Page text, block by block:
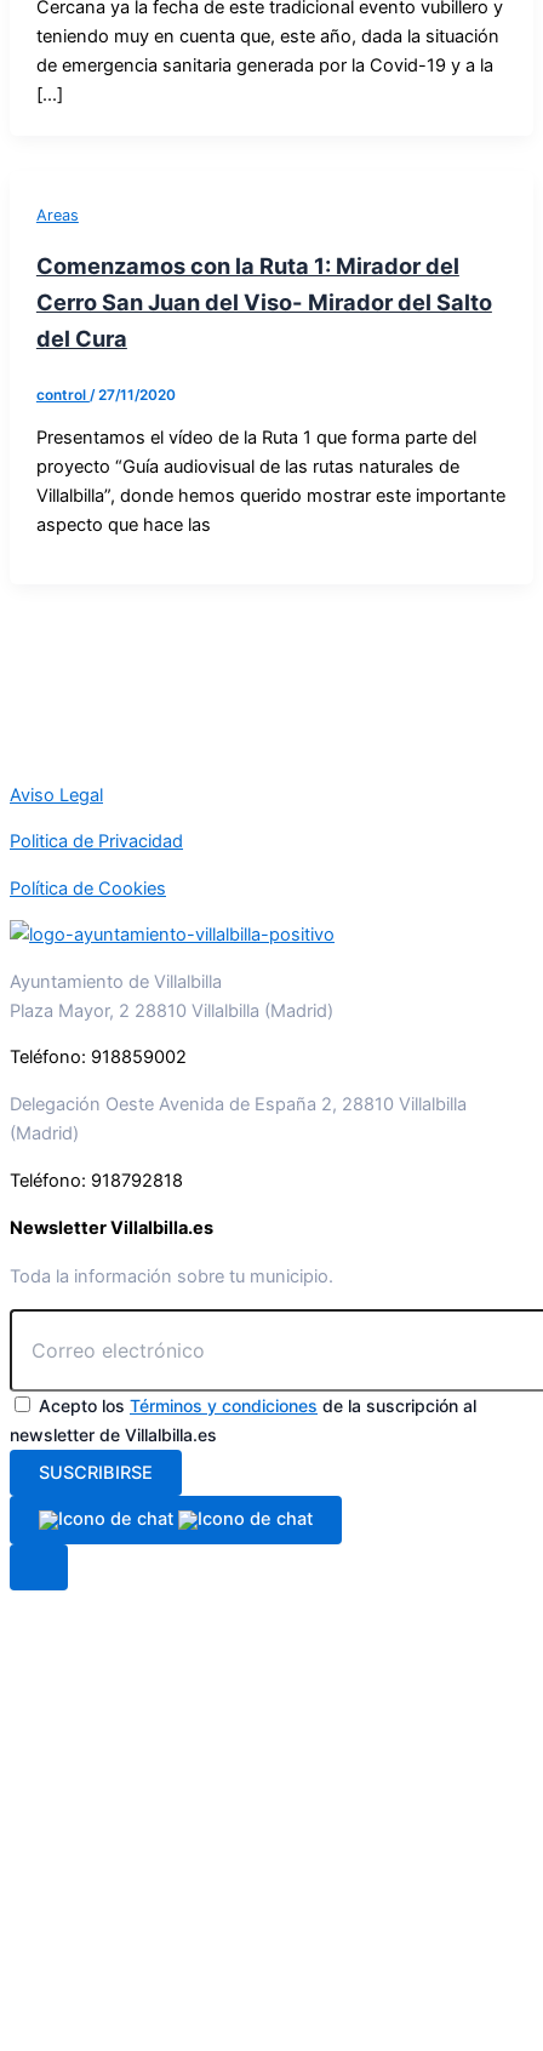
Cercana ya la fecha de este tradicional evento vubillero y
teniendo muy en cuenta que, este año, dada la situación
de emergencia sanitaria generada por la Covid-19 y a la
[...]
Areas
Comenzamos con la Ruta 1: Mirador del
Cerro San Juan del Viso- Mirador del Salto
del Cura
control /27/11/2020
Presentamos el vídeo de la Ruta 1 que forma parte del
proyecto “Guía audiovisual de las rutas naturales de
Villalbilla”, donde hemos querido mostrar este importante
aspecto que hace las
Aviso Legal
Politica de Privacidad
Política de Cookies
Ayuntamiento de Villalbilla
Plaza Mayor, 2 28810 Villalbilla (Madrid)
Teléfono: 918859002
Delegación Oeste Avenida de España 2, 28810 Villalbilla
(Madrid)
Teléfono: 918792818
Newsletter Villalbilla.es
Toda la información sobre tu municipio.
Acepto los Términos y condiciones de la suscripción al
newsletter de Villalbilla.es
SUSCRIBIRSE